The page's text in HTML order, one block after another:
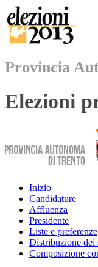
Provincia
Elezioni
Inizio
Candidature
Affluenza
Presidente
Liste e preferenze
Distribuzione dei
Composizione